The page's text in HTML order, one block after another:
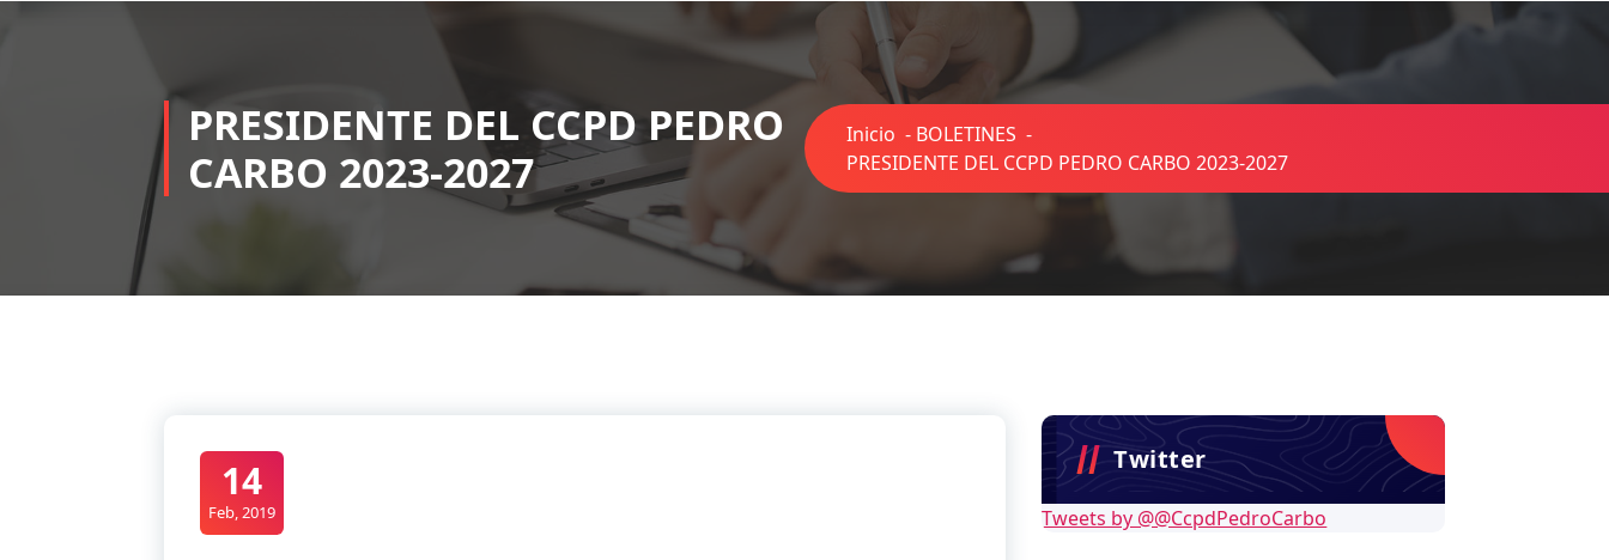
PRESIDENTE DEL CCPD PEDRO
CARBO 2023-2027
Inicio - BOLETINES -
PRESIDENTE DEL CCPD PEDRO CARBO 2023-2027
14
Feb, 2019
Twitter
Tweets by @@CcpdPedroCarbo